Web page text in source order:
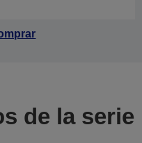
de la serie